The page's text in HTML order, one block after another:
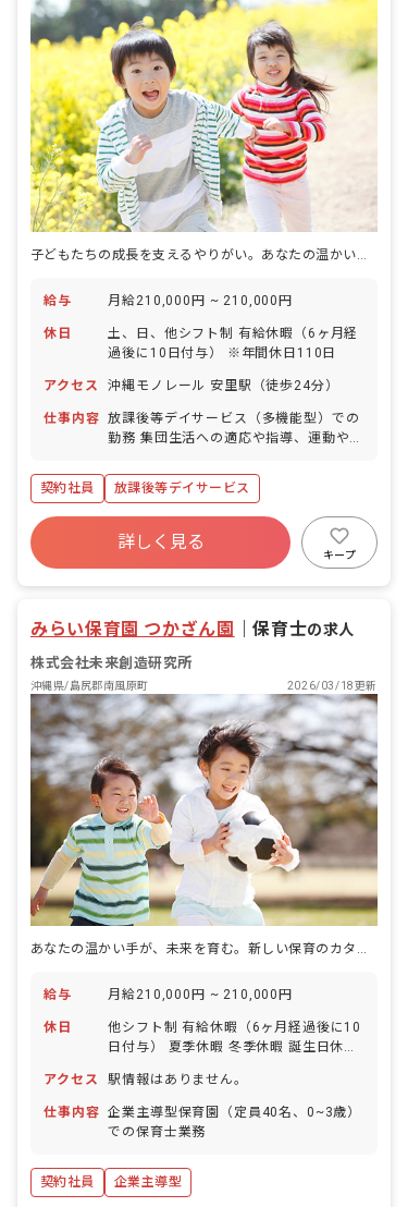
子どもたちの成長を支えるやりがい。あなたの温かい心、ここで輝かせませんか？
給与 月給210,000円 ~ 210,000円
休日
土、日、他シフト制 有給休暇（6ヶ月経
過後に10日付与） ※年間休日110日
アクセス 沖縄モノレール 安里駅（徒歩24分）
仕事内容 放課後等デイサービス（多機能型）での
勤務 集団生活への適応や指導、運動や遊
連携、支援計画書等の書類作成、送迎
契約社員 放課後等デイサービス
詳しく見る
キープ
みらい保育園 つかざん園 ｜保育士の求人
株式会社未来創造研究所
沖縄県/島尻郡南風原町 2026/03/18更新
あなたの温かい手が、未来を育む。新しい保育のカタチ、ここで見つけませんか？
給与 月給210,000円 ~ 210,000円
休日
他シフト制 有給休暇（6ヶ月経過後に10
日付与） 夏季休暇 冬季休暇 誕生日休暇
アクセス
駅情報はありません。
仕事内容 企業主導型保育園（定員40名、0~3歳）
での保育士業務
契約社員 企業主導型